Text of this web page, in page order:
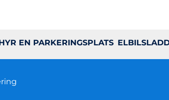
EN PARKERINGSPLATS